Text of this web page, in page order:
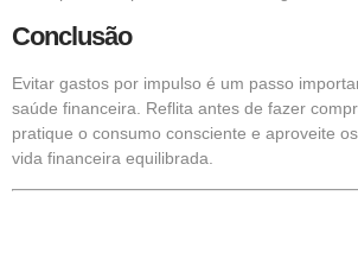
Conclusão
Evitar gastos por impulso é um passo
saúde financeira. Reflita antes de fazer
pratique o consumo consciente e aproveite
vida financeira equilibrada.